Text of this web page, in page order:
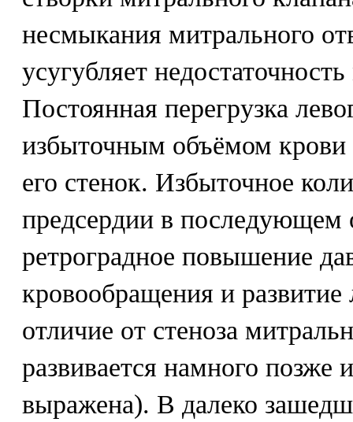
несмыкания митрального
усугубляет
Постоянная перегрузка
избыточным объёмом крови
его стенок. Избыточное
предсердии в последующем
ретроградное повышение
кровообращения и развитие
отличие от стеноза
развивается намного позже
выражена). В далеко